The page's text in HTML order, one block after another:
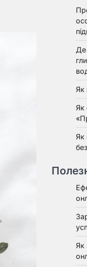
Де
Як
Як
Як
Як